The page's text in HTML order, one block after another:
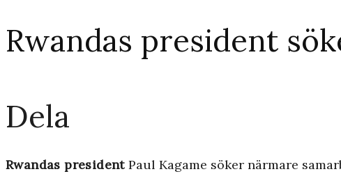
Rwandas president
Dela
Rwandas presidentPaul Kagame söker närmare